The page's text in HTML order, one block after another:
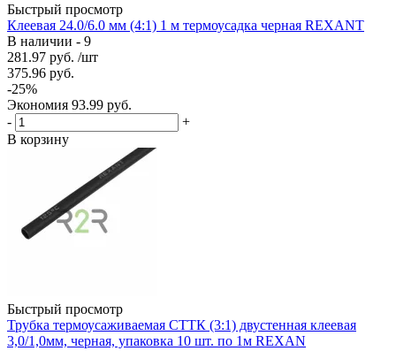
Быстрый просмотр
Клеевая 24.0/6.0 мм (4:1) 1 м термоусадка черная REXANT
В наличии - 9
281.97 руб. /шт
375.96 руб.
-25%
Экономия 93.99 руб.
-
+
В корзину
Быстрый просмотр
Трубка термоусаживаемая СТТК (3:1) двустенная клеевая
3,0/1,0мм, черная, упаковка 10 шт. по 1м REXAN